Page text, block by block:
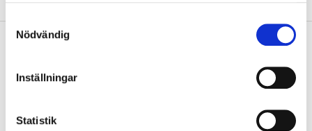
Samtyckesval
Nödvändig
Inställningar
Statistik